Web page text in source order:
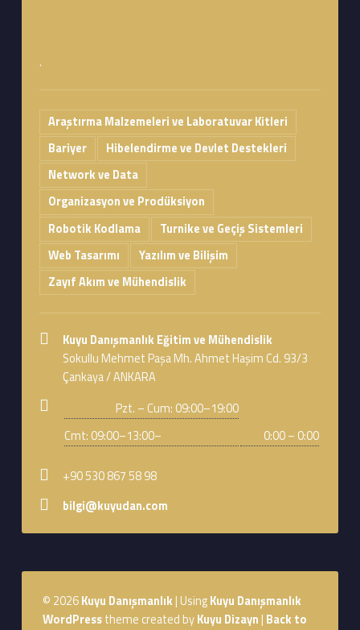
.
Araştırma Malzemeleri ve Laboratuvar Kitleri
Bariyer
Hibelendirme ve Devlet Destekleri
Network ve Data
Organizasyon ve Prodüksiyon
Robotik Kodlama
Turnike ve Geçiş Sistemleri
Web Tasarımı
Yazılım ve Bilişim
Zayıf Akım ve Mühendislik
Address:
Kuyu Danışmanlık Eğitim ve Mühendislik
Sokullu Mehmet Paşa Mh. Ahmet Haşim Cd. 93/3
Çankaya / ANKARA
Pzt. – Cum: 09:00–19:00
Cmt: 09:00–13:00–
0:00 – 0:00
Phone number:
+90 530 867 58 98
Email address:
bilgi@kuyudan.com
© 2026Kuyu Danışmanlık| UsingKuyu Danışmanlık
WordPresstheme created byKuyu Dizayn | Back to